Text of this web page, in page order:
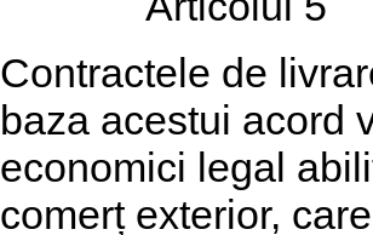
Contractele de
baza acestui acord
economici legal
comerț exterior,